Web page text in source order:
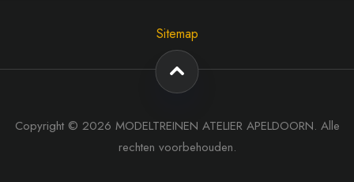
Sitemap
Copyright © 2026 MODELTREINEN ATELIER APELDOORN. Alle
rechten voorbehouden.